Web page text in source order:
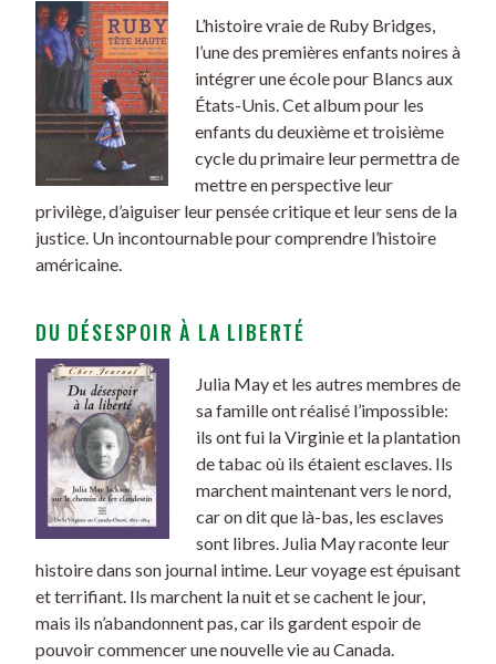
L’histoire vraie de Ruby Bridges,
l’une des premières enfants noires à
intégrer une école pour Blancs aux
États-Unis. Cet album pour les
enfants du deuxième et troisième
cycle du primaire leur permettra de
mettre en perspective leur
privilège, d’aiguiser leur pensée critique et leur sens de la
justice. Un incontournable pour comprendre l’histoire
américaine.
DU DÉSESPOIR À LA LIBERTÉ
Julia May et les autres membres de
sa famille ont réalisé l’impossible:
ils ont fui la Virginie et la plantation
de tabac où ils étaient esclaves. Ils
marchent maintenant vers le nord,
car on dit que là-bas, les esclaves
sont libres. Julia May raconte leur
histoire dans son journal intime. Leur voyage est épuisant
et terrifiant. Ils marchent la nuit et se cachent le jour,
mais ils n’abandonnent pas, car ils gardent espoir de
pouvoir commencer une nouvelle vie au Canada.